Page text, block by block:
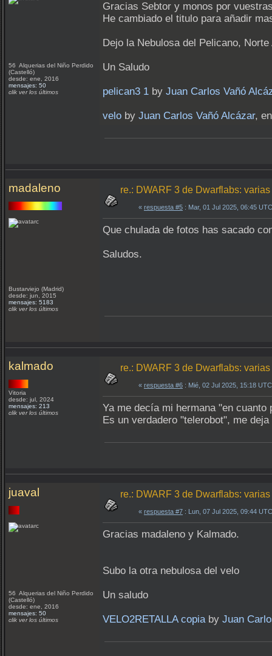
56 Alquerias del Niño Perdido
(Castelló)
desde: ene, 2016
mensajes: 50
clik ver los últimos
Gracias Sebtor y monos por
He cambiado el titulo para añadir
Dejo la Nebulosa del Pelicano,
Un Saludo
pelican3 1 by Juan Carlos Vañó
velo by Juan Carlos Vañó Alcázar,
madaleno
Bustarviejo (Madrid)
desde: jun, 2015
mensajes: 5183
clik ver los últimos
re.: DWARF 3 de Dwarflabs:
« respuesta #5 : Mar, 01 Jul 2025, 06:45
Que chulada de fotos has sacado
Saludos.
kalmado
Vitoria
desde: jul, 2024
mensajes: 213
clik ver los últimos
re.: DWARF 3 de Dwarflabs:
« respuesta #6 : Mié, 02 Jul 2025, 15:18
Ya me decía mi hermana "en
Es un verdadero "telerobot", me
juaval
56 Alquerias del Niño Perdido
(Castelló)
desde: ene, 2016
mensajes: 50
clik ver los últimos
re.: DWARF 3 de Dwarflabs:
« respuesta #7 : Lun, 07 Jul 2025, 09:44
Gracias madaleno y Kalmado.
Subo la otra nebulosa del velo
Un saludo
VELO2RETALLA copiaby Juan